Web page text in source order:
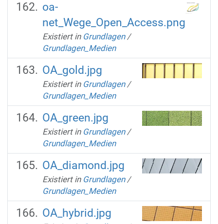
oa-
net_Wege_Open_Access.png
Existiert in Grundlagen /
Grundlagen_Medien
OA_gold.jpg
Existiert in Grundlagen /
Grundlagen_Medien
OA_green.jpg
Existiert in Grundlagen /
Grundlagen_Medien
OA_diamond.jpg
Existiert in Grundlagen /
Grundlagen_Medien
OA_hybrid.jpg